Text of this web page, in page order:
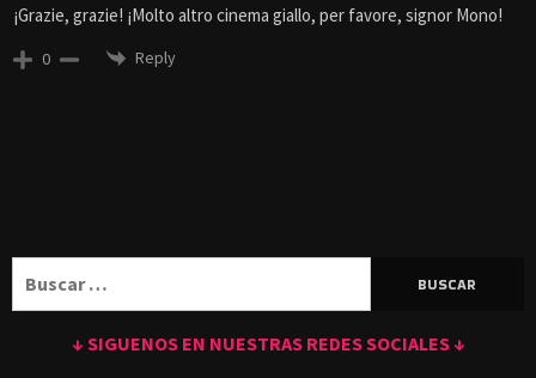
¡Grazie, grazie! ¡Molto altro cinema giallo, per favore, signor Mono!
0 Reply
↓ SIGUENOS EN NUESTRAS REDES SOCIALES ↓